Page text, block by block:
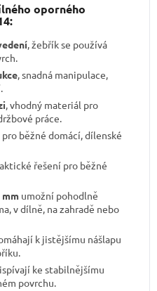
oporného
, žebřík se používá
, snadná manipulace,
, vhodný materiál pro
práce.
pro běžné domácí, dílenské
řešení pro běžné
umožní pohodlně
v dílně, na zahradě nebo
k jistějšímu nášlapu
ke stabilnějšímu
povrchu.